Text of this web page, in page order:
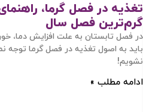
تغذیه در فصل گرما،
گرم‌ترین فصل سال
در فصل تابستان به علت افزایش دما،
باید به اصول تغذیه در فصل گرما توجه
نشویم!
ادامه مطلب »